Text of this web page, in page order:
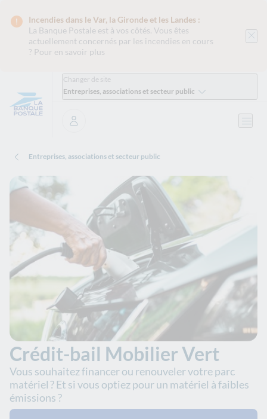
Incendies dans le Var, la Gironde et les Landes :
La Banque Postale est à vos côtés. Vous êtes
actuellement concernés par les incendies en cours
? Pour en savoir plus
Changer de site
Entreprises, associations et secteur public
Se connecter
Entreprises, associations et secteur public
Crédit-bail Mobilier Vert
Vous souhaitez financer ou renouveler votre parc
matériel ? Et si vous optiez pour un matériel à faibles
émissions ?